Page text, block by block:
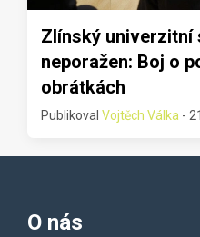
Zlínský univerzitní
neporažen: Boj o
obrátkách
Publikoval Vojtěch Válka -
O nás